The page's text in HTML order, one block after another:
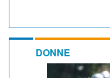
DONNE